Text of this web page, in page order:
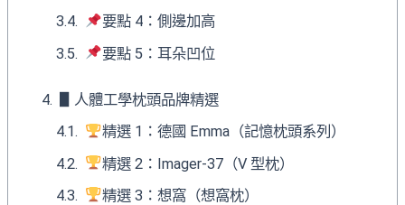
要點 4：側邊加高
要點 5：耳朵凹位
▋人體工學枕頭品牌精選
精選 1：德國 Emma（記憶枕頭系列）
精選 2：Imager-37（V 型枕）
精選 3：想窩（想窩枕）